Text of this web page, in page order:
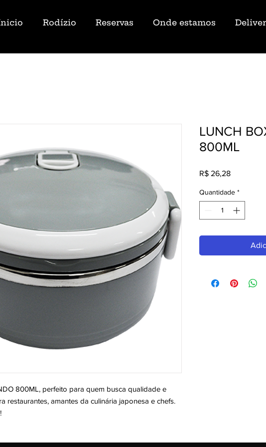
Rodízio Reservas Onde estamos
800ML, perfeito para quem busca qualidade e
restaurantes, amantes da culinária japonesa e chefs.
LUNCH
800ML
R$ 26,28Preço
Quantidade *